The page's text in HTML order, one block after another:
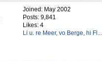
Joined: May 2002
Posts: 9,841
Likes: 4
Li u. re Meer, vo Berge, hi Fl...